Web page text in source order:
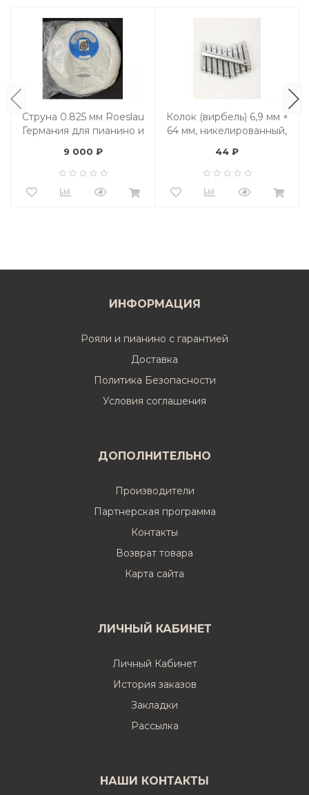
Струна 0.825 мм Roeslau
Германия для пианино и
9 000 ₽
Колок (вирбель) 6,9 мм ×
64 мм, никелированный,
44 ₽
ИНФОРМАЦИЯ
Рояли и пианино с гарантией
Доставка
Политика Безопасности
Условия соглашения
ДОПОЛНИТЕЛЬНО
Производители
Партнерская программа
Контакты
Возврат товара
Карта сайта
ЛИЧНЫЙ КАБИНЕТ
Личный Кабинет
История заказов
Закладки
Рассылка
НАШИ КОНТАКТЫ